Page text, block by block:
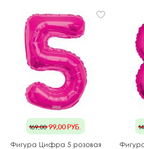
169,0099,00руб.
Фигура Цифра 5 розовая